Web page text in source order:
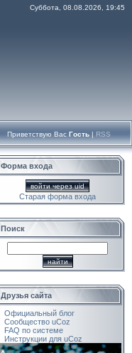
Суббота, 08.08.2026, 19:45
Приветствую Вас Гость | RSS
Форма входа
войти через uid
Старая форма входа
Поиск
Друзья сайта
Официальный блог
Сообщество uCoz
FAQ по системе
Инструкции для uCoz